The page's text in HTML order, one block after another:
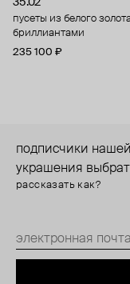
пусеты из белого
бриллиантами
235 100 ₽
подписчики
украшения
рассказать как?